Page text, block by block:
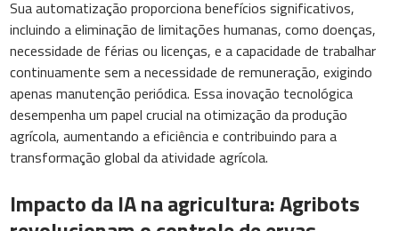
Sua automatização proporciona benefícios significativos,
incluindo a eliminação de limitações humanas, como doenças,
necessidade de férias ou licenças, e a capacidade de trabalhar
continuamente sem a necessidade de remuneração, exigindo
apenas manutenção periódica. Essa inovação tecnológica
desempenha um papel crucial na otimização da produção
agrícola, aumentando a eficiência e contribuindo para a
transformação global da atividade agrícola.
Impacto da IA na agricultura: Agribots